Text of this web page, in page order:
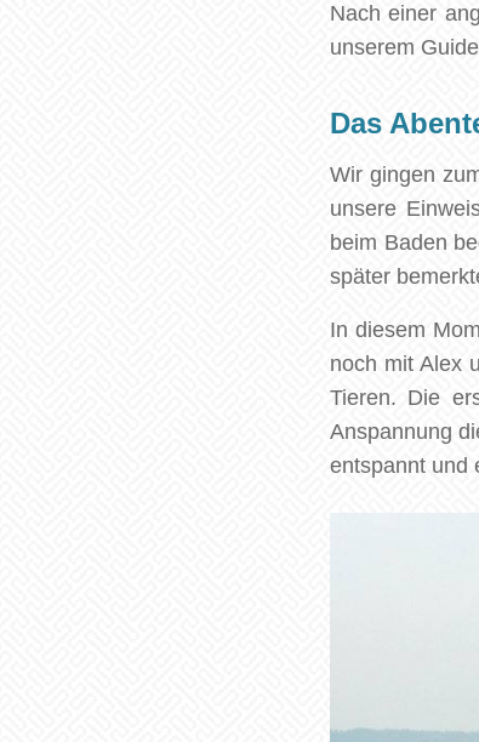
Nach einer
unserem
Das
Wir gingen
unsere
beim Baden
später
In diesem
noch mit Alex
Tieren. Die
Anspannung
entspannt und